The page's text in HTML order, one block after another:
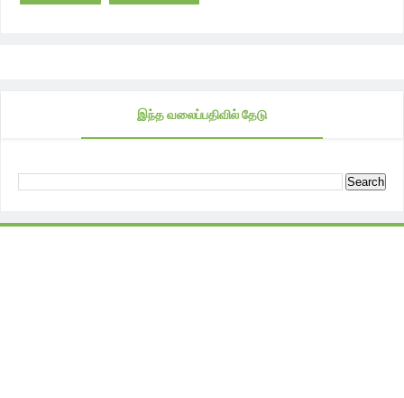
இந்த வலைப்பதிவில் தேடு